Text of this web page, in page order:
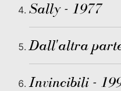
Sally - 1977
Dall'altra
Invincibili -